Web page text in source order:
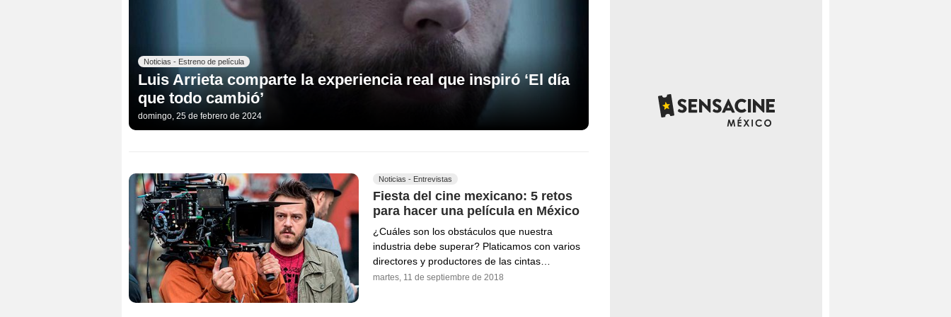
Noticias - Estreno de película
Luis Arrieta comparte la experiencia real que inspiró ‘El día
que todo cambió’
domingo, 25 de febrero de 2024
Noticias - Entrevistas
Fiesta del cine mexicano: 5 retos
para hacer una película en México
¿Cuáles son los obstáculos que nuestra
industria debe superar? Platicamos con varios
directores y productores de las cintas…
martes, 11 de septiembre de 2018